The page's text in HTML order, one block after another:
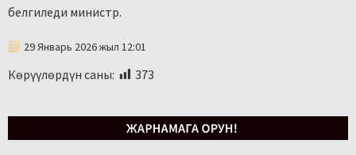
белгиледи министр.
29 Январь 2026 жыл 12:01
Көрүүлөрдүн саны: 373